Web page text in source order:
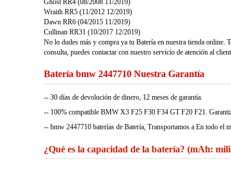
Ghost RR4 (08/2008 11/2019)
Wraith RR5 (11/2012 12/2019)
Dawn RR6 (04/2015 11/2019)
Cullinan RR31 (10/2017 12/2019)
No lo dudes más y compra ya tu Batería en nuestra tienda online.
consulta, puedes contactar con nuestro servicio de atención al
Batería bmw 2447710 Nuestra Garantía
-- 30 días de devolución de dinero, 12 meses de garantía.
-- 100% compatible BMW X3 F25 F30 F34 GT F20 F21.
-- bmw 2447710 baterías de Batería, Transportamos a En todo el
¿Qué es la capacidad de la batería? (mAh: